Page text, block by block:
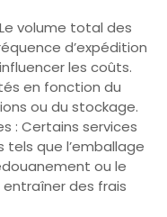
volume total des
d’expédition
les coûts.
en fonction du
ou du stockage.
: Certains services
que l’emballage
ou le
des frais